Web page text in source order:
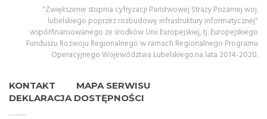
KONTAKT
MAPA SERWISU
DEKLARACJA DOSTĘPNOŚCI
"Zwiększenie stopnia cyfryzacji Państwowej Straży Pożarnej woj.
lubelskiego poprzez rozbudowę infrastruktury informatycznej"
współfinansowanego ze środków Unii Europejskiej, tj. Europejskiego
Funduszu Rozwoju Regionalnego w ramach Regionalnego Programu
Operacyjnego Województwa Lubelskiego.na lata 2014-2020.